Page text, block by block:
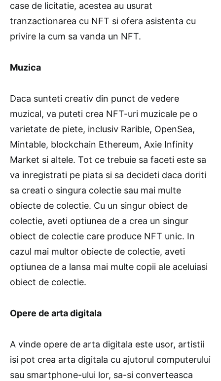
case de licitatie, acestea au usurat
tranzactionarea cu NFT si ofera asistenta cu
privire la cum sa vanda un NFT.
Muzica
Daca sunteti creativ din punct de vedere
muzical, va puteti crea NFT-uri muzicale pe o
varietate de piete, inclusiv Rarible, OpenSea,
Mintable, blockchain Ethereum, Axie Infinity
Market si altele. Tot ce trebuie sa faceti este sa
va inregistrati pe piata si sa decideti daca doriti
sa creati o singura colectie sau mai multe
obiecte de colectie. Cu un singur obiect de
colectie, aveti optiunea de a crea un singur
obiect de colectie care produce NFT unic. In
cazul mai multor obiecte de colectie, aveti
optiunea de a lansa mai multe copii ale aceluiasi
obiect de colectie.
Opere de arta digitala
A vinde opere de arta digitala este usor, artistii
isi pot crea arta digitala cu ajutorul computerului
sau smartphone-ului lor, sa-si converteasca